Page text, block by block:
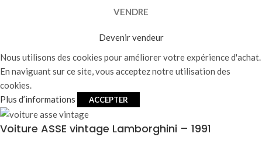
VENDRE
Devenir vendeur
Nous utilisons des cookies pour améliorer votre expérience d'achat.
En naviguant sur ce site, vous acceptez notre utilisation des
cookies.
Plus d’informations
ACCEPTER
Voiture ASSE vintage Lamborghini – 1991